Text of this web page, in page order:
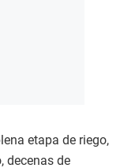
etapa de riego,
decenas de